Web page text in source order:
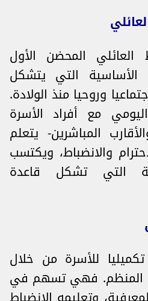
العائلي المحضن الأول
الأساسية التي يتشكل
وروحيا منذ الولادة.
مع أفراد الأسرة
المباشرين- يتعلم
والانضباط، ويكتسب
التي تشكل قاعدة
للأسرة من خلال
المنظم. فهي تسهم في